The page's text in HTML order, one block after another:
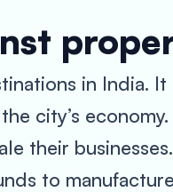
in India. It
city’s
their
to